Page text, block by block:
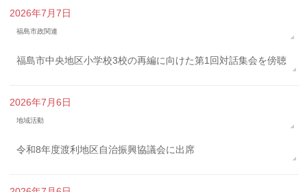
2026年7月7日
福島市政関連
福島市中央地区小学校3校の再編に向けた第1回対話集会を傍聴
2026年7月6日
地域活動
令和8年度渡利地区自治振興協議会に出席